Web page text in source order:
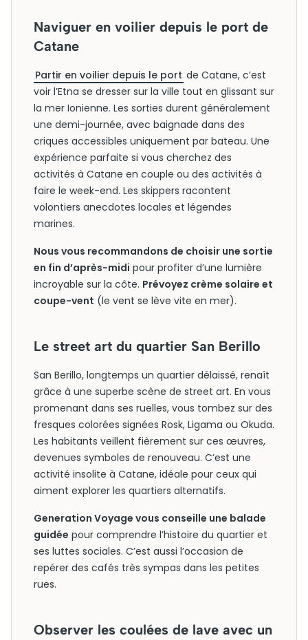
Naviguer en voilier depuis le port de
Catane
Partir en voilier depuis le port de Catane, c’est
voir l’Etna se dresser sur la ville tout en glissant sur
la mer Ionienne. Les sorties durent généralement
une demi-journée, avec baignade dans des
criques accessibles uniquement par bateau. Une
expérience parfaite si vous cherchez des
activités à Catane en couple ou des activités à
faire le week-end. Les skippers racontent
volontiers anecdotes locales et légendes
marines.
Nous vous recommandons de choisir une sortie
en fin d’après-midi pour profiter d’une lumière
incroyable sur la côte. Prévoyez crème solaire et
coupe-vent (le vent se lève vite en mer).
Le street art du quartier San Berillo
San Berillo, longtemps un quartier délaissé, renaît
grâce à une superbe scène de street art. En vous
promenant dans ses ruelles, vous tombez sur des
fresques colorées signées Rosk, Ligama ou Okuda.
Les habitants veillent fièrement sur ces œuvres,
devenues symboles de renouveau. C’est une
activité insolite à Catane, idéale pour ceux qui
aiment explorer les quartiers alternatifs.
Generation Voyage vous conseille une balade
guidée pour comprendre l’histoire du quartier et
ses luttes sociales. C’est aussi l’occasion de
repérer des cafés très sympas dans les petites
rues.
Observer les coulées de lave avec un